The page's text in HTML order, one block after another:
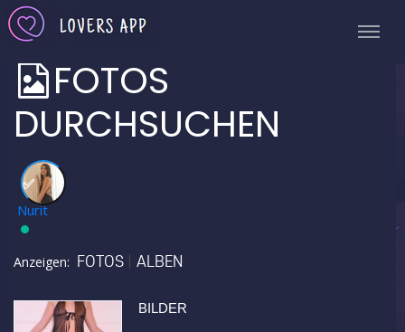
FOTOS
DURCHSUCHEN
✅
Nurit
Anzeigen: FOTOS ALBEN
BILDER